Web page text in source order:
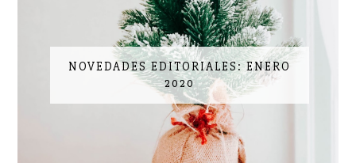
NOVEDADES EDITORIALES: ENERO
2020